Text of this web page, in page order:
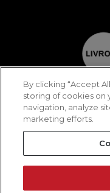
By clicking “Accept
storing of cookies on
navigation, analyze
marketing efforts.